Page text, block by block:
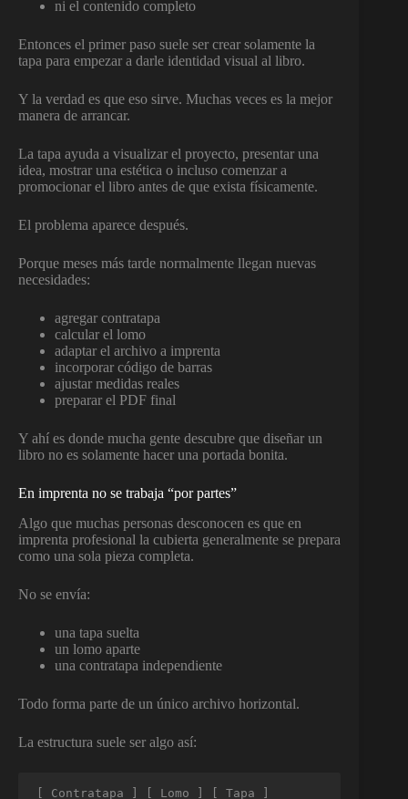
ni el contenido completo
Entonces el primer paso suele ser crear solamente la
tapa para empezar a darle identidad visual al libro.
Y la verdad es que eso sirve. Muchas veces es la mejor
manera de arrancar.
La tapa ayuda a visualizar el proyecto, presentar una
idea, mostrar una estética o incluso comenzar a
promocionar el libro antes de que exista físicamente.
El problema aparece después.
Porque meses más tarde normalmente llegan nuevas
necesidades:
agregar contratapa
calcular el lomo
adaptar el archivo a imprenta
incorporar código de barras
ajustar medidas reales
preparar el PDF final
Y ahí es donde mucha gente descubre que diseñar un
libro no es solamente hacer una portada bonita.
En imprenta no se trabaja “por partes”
Algo que muchas personas desconocen es que en
imprenta profesional la cubierta generalmente se prepara
como una sola pieza completa.
No se envía:
una tapa suelta
un lomo aparte
una contratapa independiente
Todo forma parte de un único archivo horizontal.
La estructura suele ser algo así:
[ Contratapa ] [ Lomo ] [ Tapa ]